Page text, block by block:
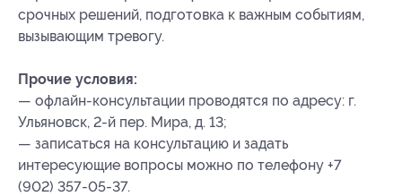
срочных решений, подготовка к важным событиям,
вызывающим тревогу.
Прочие условия:
— офлайн-консультации проводятся по адресу: г.
Ульяновск, 2-й пер. Мира, д. 13;
— записаться на консультацию и задать
интересующие вопросы можно по телефону +7
(902) 357-05-37.